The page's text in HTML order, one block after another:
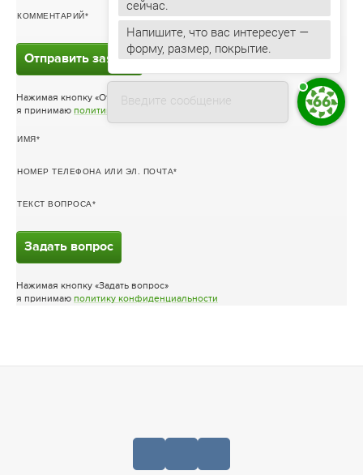
КОММЕНТАРИЙ
Отправить заявку
Нажимая кнопку «Отправить заявку»
я принимаю политику конфиденциальности
ИМЯ
НОМЕР ТЕЛЕФОНА ИЛИ ЭЛ. ПОЧТА
ТЕКСТ ВОПРОСА
Задать вопрос
Нажимая кнопку «Задать вопрос»
я принимаю политику конфиденциальности
Введите сообщение
Напишите, что вас интересует —
форму, размер, покрытие.
Владиславпечатает...